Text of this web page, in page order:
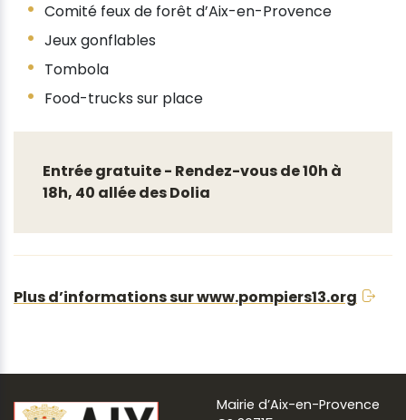
Comité feux de forêt d’Aix-en-Provence
Jeux gonflables
Tombola
Food-trucks sur place
Entrée gratuite - Rendez-vous de 10h à
18h, 40 allée des Dolia
Plus d’informations sur www.pompiers13.org
Mairie d’Aix-en-Provence